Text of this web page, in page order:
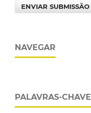
ENVIAR SUBMISSÃO
NAVEGAR
PALAVRAS-CHAVE